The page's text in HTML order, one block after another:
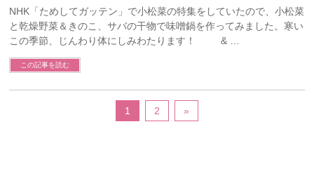
NHK「ためしてガッテン」で小松菜の特集をしていたので、小松菜
と乾燥野菜＆きのこ、サバの干物で味噌鍋を作ってみました。寒い
この季節、じんわり体にしみわたります！ & …
この記事を読む
1 2 »